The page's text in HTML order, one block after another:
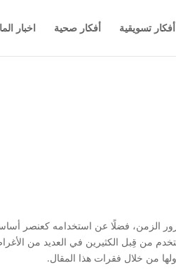
أفكار تسويقية أفكار صحية اخبار
بمرور الزمن، فضلًا عن استخدامه كعنصر
من قِبل الكثيرين في العديد من
من خلال فقرات هذا المقال.